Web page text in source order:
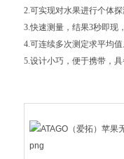
2.可实现对水果进行个体
3.快速测量，结果3秒即现
4.可连续多次测定求平均
5.设计小巧，便于携带，